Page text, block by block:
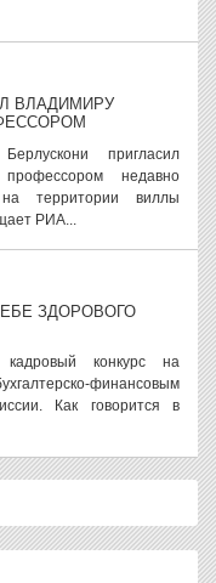
ВЛАДИМИРУ
пригласил
недавно
территории виллы
РИА...
ЗДОРОВОГО
кадровый конкурс на
финансовым
Как говорится в